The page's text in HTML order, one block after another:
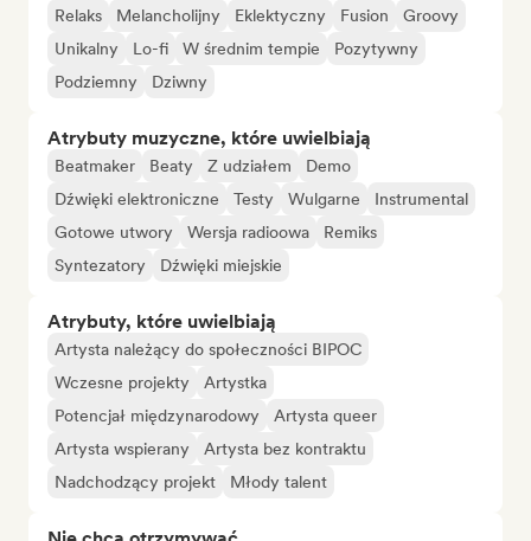
Relaks Melancholijny Eklektyczny Fusion
Groovy
Unikalny
Lo-fi W średnim tempie
Pozytywny
Podziemny
Dziwny
Atrybuty muzyczne, które uwielbiają
Beatmaker Beaty Z udziałem
Demo
Dźwięki elektroniczne
Testy Wulgarne
Instrumental
Gotowe utwory
Wersja radioowa
Remiks
Syntezatory
Dźwięki miejskie
Atrybuty, które uwielbiają
Artysta należący do społeczności BIPOC
Wczesne projekty
Artystka
Potencjał międzynarodowy
Artysta queer
Artysta wspierany
Artysta bez kontraktu
Nadchodzący projekt
Młody talent